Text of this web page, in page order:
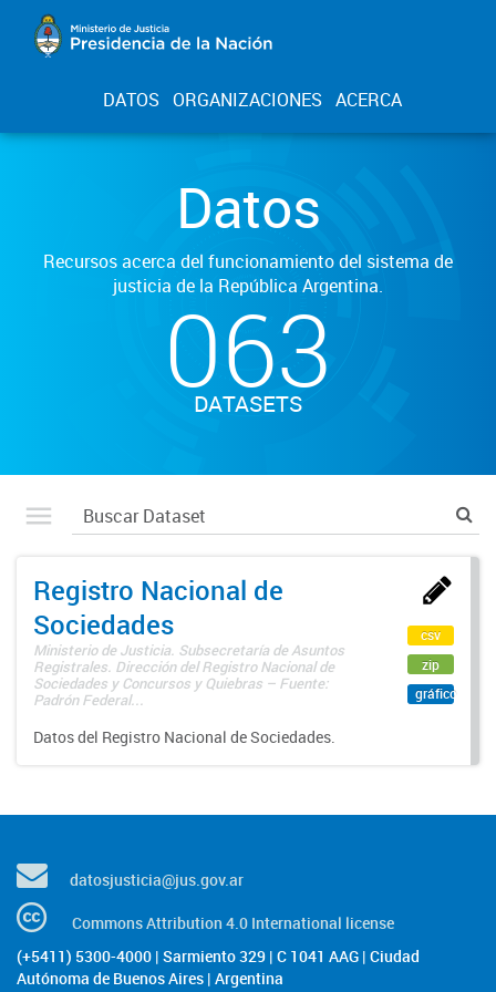
DATOS ORGANIZACIONES ACERCA
Datos
Recursos acerca del funcionamiento del sistema de
justicia de la República Argentina.
063
DATASETS
Registro Nacional de
Sociedades
Ministerio de Justicia. Subsecretaría de Asuntos
Registrales. Dirección del Registro Nacional de
Sociedades y Concursos y Quiebras – Fuente:
Padrón Federal...
Datos del Registro Nacional de Sociedades.
csv
zip
gráfico
datosjusticia@jus.gov.ar
Commons Attribution 4.0 International license
(+5411) 5300-4000 | Sarmiento 329 | C 1041 AAG | Ciudad
Autónoma de Buenos Aires | Argentina